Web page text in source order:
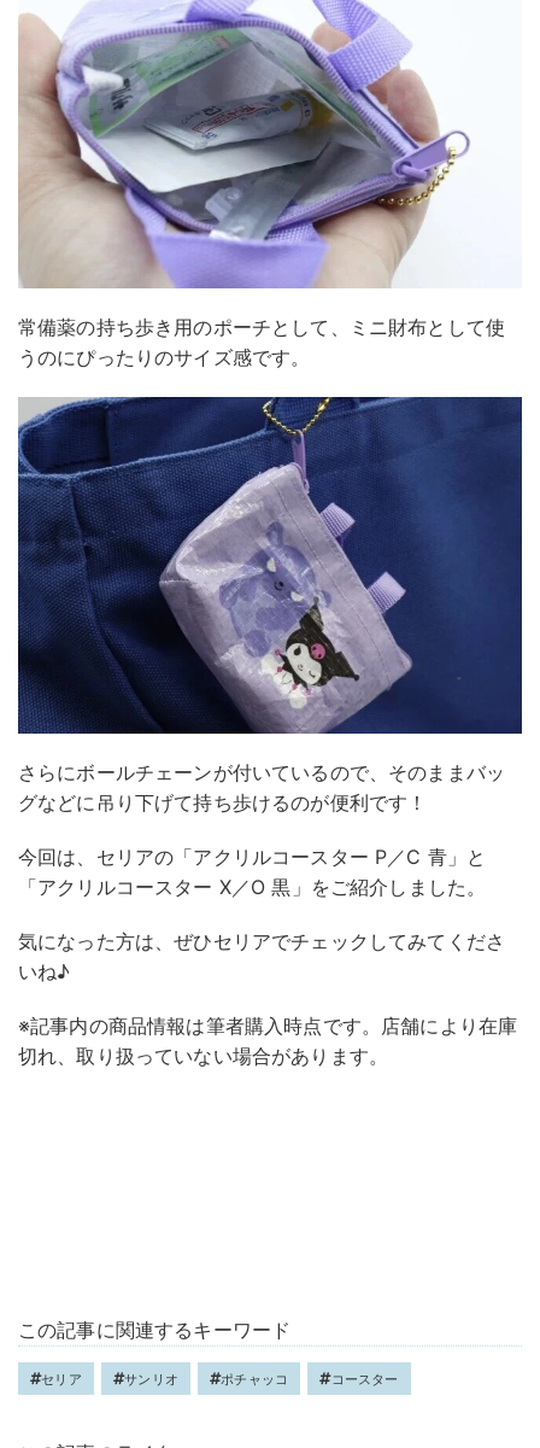
常備薬の持ち歩き用のポーチとして、ミニ財布として使
うのにぴったりのサイズ感です。
さらにボールチェーンが付いているので、そのままバッ
グなどに吊り下げて持ち歩けるのが便利です！
今回は、セリアの「アクリルコースター P／C 青」と
「アクリルコースター X／O 黒」をご紹介しました。
気になった方は、ぜひセリアでチェックしてみてくださ
いね♪
※記事内の商品情報は筆者購入時点です。店舗により在庫
切れ、取り扱っていない場合があります。
この記事に関連するキーワード
セリア サンリオ ポチャッコ コースター